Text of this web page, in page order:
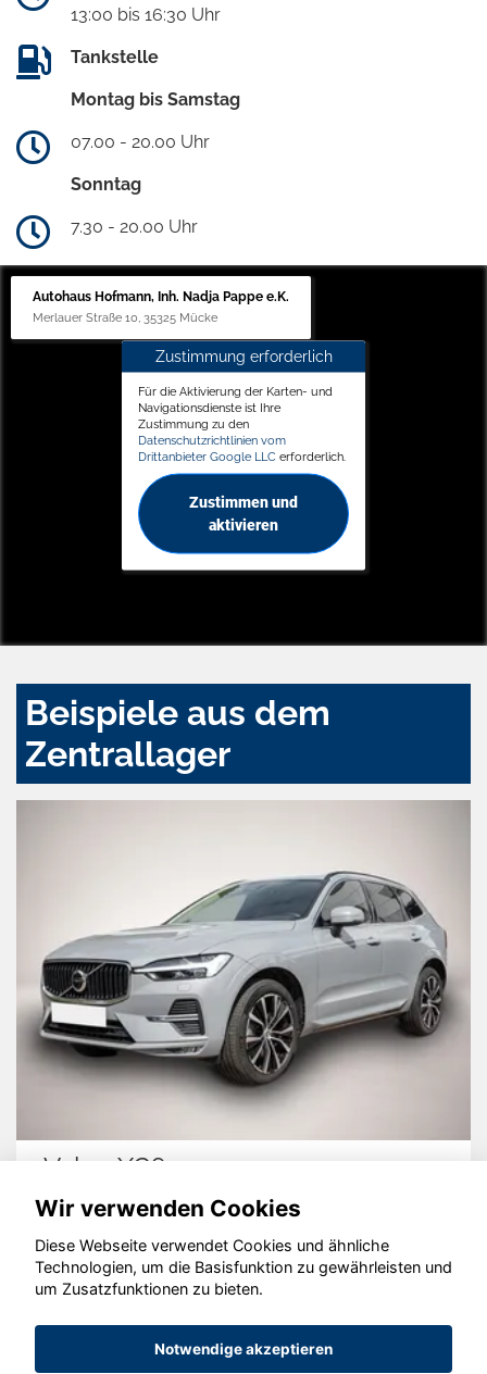
13:00 bis 16:30 Uhr
Tankstelle
Montag bis Samstag
07.00 - 20.00 Uhr
Sonntag
7.30 - 20.00 Uhr
Autohaus Hofmann, Inh. Nadja Pappe e.K.
Merlauer Straße 10, 35325 Mücke
Zustimmung erforderlich
Für die Aktivierung der Karten- und
Navigationsdienste ist Ihre
Zustimmung zu den
Datenschutzrichtlinien vom
Drittanbieter Google LLC erforderlich.
Zustimmen und
aktivieren
Beispiele aus dem
Zentrallager
Volvo XC60
© konjunkturmotor.de GmbH 2020 - 2026
Wir verwenden Cookies
Diese Webseite verwendet Cookies und ähnliche
Technologien, um die Basisfunktion zu gewährleisten und
um Zusatzfunktionen zu bieten.
Notwendige akzeptieren